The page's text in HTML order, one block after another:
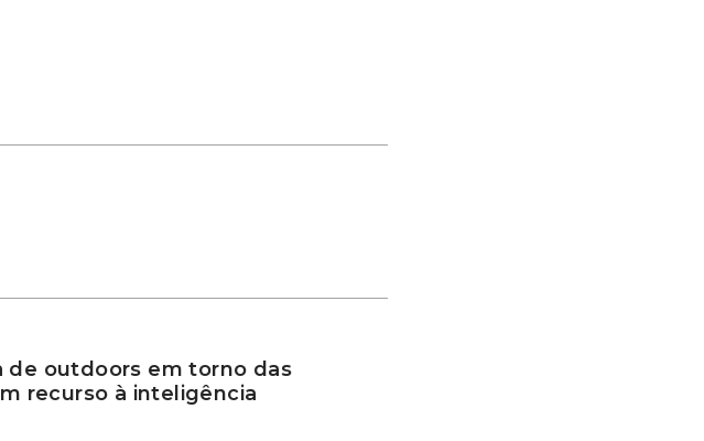
de outdoors em torno das
recurso à inteligência